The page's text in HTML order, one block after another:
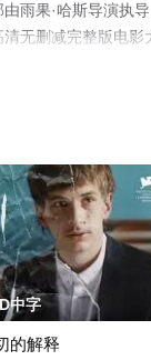
雨果·哈斯导演执
无删减完整版电
中字
的解释